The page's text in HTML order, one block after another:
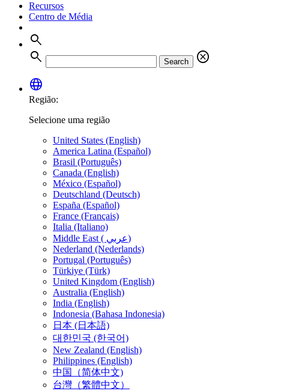
Recursos
Centro de Média
search
search
Search
cancel
language
Região:
Selecione uma região
United States (English)
America Latina (Español)
Brasil (Português)
Canada (English)
México (Español)
Deutschland (Deutsch)
España (Español)
France (Français)
Italia (Italiano)
Middle East ( عربي)
Nederland (Nederlands)
Portugal (Português)
Türkiye (Türk)
United Kingdom (English)
Australia (English)
India (English)
Indonesia (Bahasa Indonesia)
日本 (日本語)
대한민국 (한국어)
New Zealand (English)
Philippines (English)
中国（简体中文)
台灣（繁體中文）